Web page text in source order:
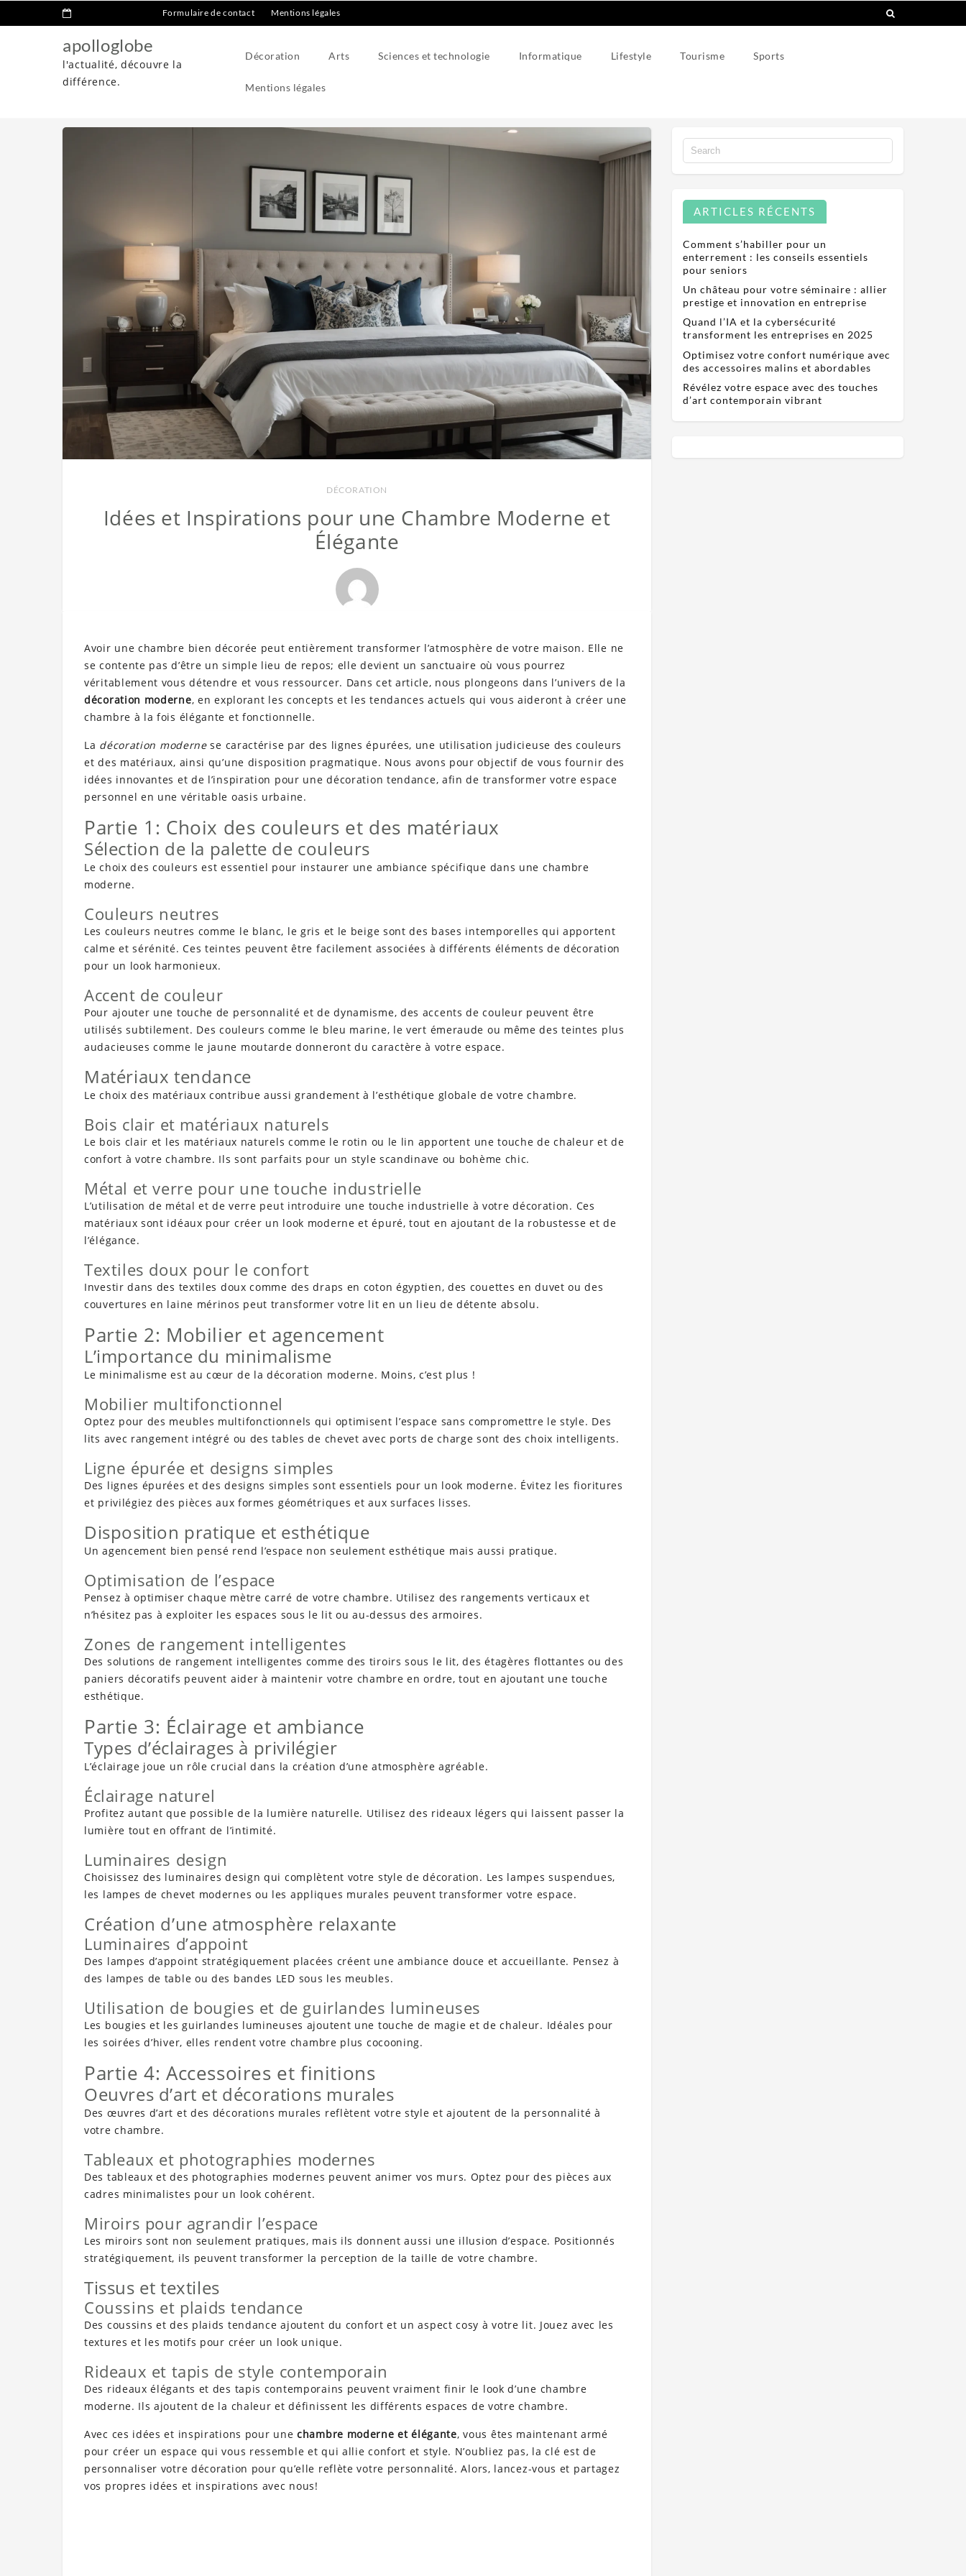
Formulaire de contact Mentions légales
apolloglobe
l'actualité, découvre la
différence.
Décoration Arts Sciences et technologie Informatique Lifestyle Tourisme Sports
Mentions légales
DÉCORATION
Idées et Inspirations pour une Chambre Moderne et
Élégante
Avoir une chambre bien décorée peut entièrement transformer l’atmosphère de votre maison. Elle ne
se contente pas d’être un simple lieu de repos; elle devient un sanctuaire où vous pourrez
véritablement vous détendre et vous ressourcer. Dans cet article, nous plongeons dans l’univers de la
décoration moderne, en explorant les concepts et les tendances actuels qui vous aideront à créer une
chambre à la fois élégante et fonctionnelle.
La décoration modernese caractérise par des lignes épurées, une utilisation judicieuse des couleurs
et des matériaux, ainsi qu’une disposition pragmatique. Nous avons pour objectif de vous fournir des
idées innovantes et de l’inspiration pour une décoration tendance, afin de transformer votre espace
personnel en une véritable oasis urbaine.
Partie 1: Choix des couleurs et des matériaux
Sélection de la palette de couleurs
Le choix des couleurs est essentiel pour instaurer une ambiance spécifique dans une chambre
moderne.
Couleurs neutres
Les couleurs neutres comme le blanc, le gris et le beige sont des bases intemporelles qui apportent
calme et sérénité. Ces teintes peuvent être facilement associées à différents éléments de décoration
pour un look harmonieux.
Accent de couleur
Pour ajouter une touche de personnalité et de dynamisme, des accents de couleur peuvent être
utilisés subtilement. Des couleurs comme le bleu marine, le vert émeraude ou même des teintes plus
audacieuses comme le jaune moutarde donneront du caractère à votre espace.
Matériaux tendance
Le choix des matériaux contribue aussi grandement à l’esthétique globale de votre chambre.
Bois clair et matériaux naturels
Le bois clair et les matériaux naturels comme le rotin ou le lin apportent une touche de chaleur et de
confort à votre chambre. Ils sont parfaits pour un style scandinave ou bohème chic.
Métal et verre pour une touche industrielle
L’utilisation de métal et de verre peut introduire une touche industrielle à votre décoration. Ces
matériaux sont idéaux pour créer un look moderne et épuré, tout en ajoutant de la robustesse et de
l’élégance.
Textiles doux pour le confort
Investir dans des textiles doux comme des draps en coton égyptien, des couettes en duvet ou des
couvertures en laine mérinos peut transformer votre lit en un lieu de détente absolu.
Partie 2: Mobilier et agencement
L’importance du minimalisme
Le minimalisme est au cœur de la décoration moderne. Moins, c’est plus !
Mobilier multifonctionnel
Optez pour des meubles multifonctionnels qui optimisent l’espace sans compromettre le style. Des
lits avec rangement intégré ou des tables de chevet avec ports de charge sont des choix intelligents.
Ligne épurée et designs simples
Des lignes épurées et des designs simples sont essentiels pour un look moderne. Évitez les fioritures
et privilégiez des pièces aux formes géométriques et aux surfaces lisses.
Disposition pratique et esthétique
Un agencement bien pensé rend l’espace non seulement esthétique mais aussi pratique.
Optimisation de l’espace
Pensez à optimiser chaque mètre carré de votre chambre. Utilisez des rangements verticaux et
n’hésitez pas à exploiter les espaces sous le lit ou au-dessus des armoires.
Zones de rangement intelligentes
Des solutions de rangement intelligentes comme des tiroirs sous le lit, des étagères flottantes ou des
paniers décoratifs peuvent aider à maintenir votre chambre en ordre, tout en ajoutant une touche
esthétique.
Partie 3: Éclairage et ambiance
Types d’éclairages à privilégier
L’éclairage joue un rôle crucial dans la création d’une atmosphère agréable.
Éclairage naturel
Profitez autant que possible de la lumière naturelle. Utilisez des rideaux légers qui laissent passer la
lumière tout en offrant de l’intimité.
Luminaires design
Choisissez des luminaires design qui complètent votre style de décoration. Les lampes suspendues,
les lampes de chevet modernes ou les appliques murales peuvent transformer votre espace.
Création d’une atmosphère relaxante
Luminaires d’appoint
Des lampes d’appoint stratégiquement placées créent une ambiance douce et accueillante. Pensez à
des lampes de table ou des bandes LED sous les meubles.
Utilisation de bougies et de guirlandes lumineuses
Les bougies et les guirlandes lumineuses ajoutent une touche de magie et de chaleur. Idéales pour
les soirées d’hiver, elles rendent votre chambre plus cocooning.
Partie 4: Accessoires et finitions
Oeuvres d’art et décorations murales
Des œuvres d’art et des décorations murales reflètent votre style et ajoutent de la personnalité à
votre chambre.
Tableaux et photographies modernes
Des tableaux et des photographies modernes peuvent animer vos murs. Optez pour des pièces aux
cadres minimalistes pour un look cohérent.
Miroirs pour agrandir l’espace
Les miroirs sont non seulement pratiques, mais ils donnent aussi une illusion d’espace. Positionnés
stratégiquement, ils peuvent transformer la perception de la taille de votre chambre.
Tissus et textiles
Coussins et plaids tendance
Des coussins et des plaids tendance ajoutent du confort et un aspect cosy à votre lit. Jouez avec les
textures et les motifs pour créer un look unique.
Rideaux et tapis de style contemporain
Des rideaux élégants et des tapis contemporains peuvent vraiment finir le look d’une chambre
moderne. Ils ajoutent de la chaleur et définissent les différents espaces de votre chambre.
Avec ces idées et inspirations pour une chambre moderne et élégante, vous êtes maintenant armé
pour créer un espace qui vous ressemble et qui allie confort et style. N’oubliez pas, la clé est de
personnaliser votre décoration pour qu’elle reflète votre personnalité. Alors, lancez-vous et partagez
vos propres idées et inspirations avec nous!
ARTICLES RÉCENTS
Comment s’habiller pour un
enterrement : les conseils essentiels
pour seniors
Un château pour votre séminaire : allier
prestige et innovation en entreprise
Quand l’IA et la cybersécurité
transforment les entreprises en 2025
Optimisez votre confort numérique avec
des accessoires malins et abordables
Révélez votre espace avec des touches
d’art contemporain vibrant